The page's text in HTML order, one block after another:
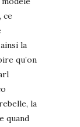
ce
la
qu’on
la
quand